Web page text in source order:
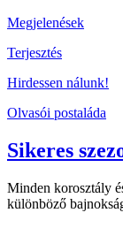
Megjelenések
Terjesztés
Hirdessen nálunk!
Olvasói postaláda
Sikeres
Minden korosztály
különböző